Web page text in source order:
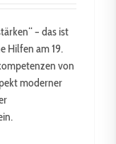
– das ist
Hilfen am 19.
von
moderner